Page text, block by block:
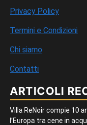
Privacy Policy
Termini e Condizioni
Chi siamo
Contatti
ARTICOLI
Villa ReNoir compie 10
l’Europa tra cene in